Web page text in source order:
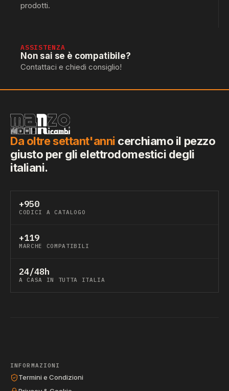
prodotti.
ASSISTENZA
Non sai se è compatibile?
Contattaci e chiedi consiglio!
Da oltre settant'anni cerchiamo il pezzo
giusto per gli elettrodomestici degli
italiani.
+950
CODICI A CATALOGO
+119
MARCHE COMPATIBILI
24/48h
A CASA IN TUTTA ITALIA
INFORMAZIONI
Termini e Condizioni